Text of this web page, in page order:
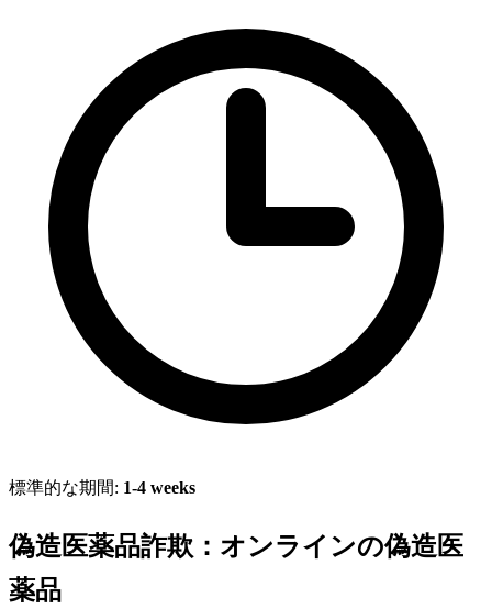
標準的な期間: 1-4 weeks
偽造医薬品詐欺：オンラインの偽造医
薬品